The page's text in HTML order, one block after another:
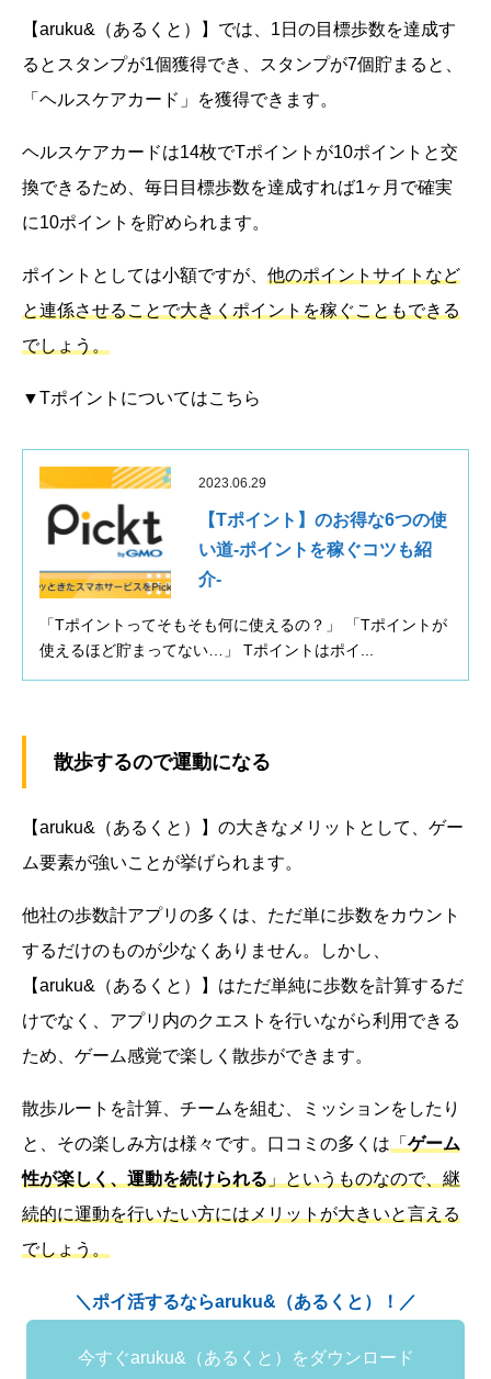
【aruku&（あるくと）】では、1日の目標歩数を達成す
るとスタンプが1個獲得でき、スタンプが7個貯まると、
「ヘルスケアカード」を獲得できます。
ヘルスケアカードは14枚でTポイントが10ポイントと交
換できるため、毎日目標歩数を達成すれば1ヶ月で確実
に10ポイントを貯められます。
ポイントとしては小額ですが、 他のポイントサイトなど
と連係させることで大きくポイントを稼ぐこともできる
でしょう。
▼Tポイントについてはこちら
2023.06.29
【Tポイント】のお得な6つの使
い道-ポイントを稼ぐコツも紹
介-
「Tポイントってそもそも何に使えるの？」 「Tポイントが
使えるほど貯まってない…」 Tポイントはポイ...
散歩するので運動になる
【aruku&（あるくと）】の大きなメリットとして、ゲー
ム要素が強いことが挙げられます。
他社の歩数計アプリの多くは、ただ単に歩数をカウント
するだけのものが少なくありません。しかし、
【aruku&（あるくと）】はただ単純に歩数を計算するだ
けでなく、アプリ内のクエストを行いながら利用できる
ため、ゲーム感覚で楽しく散歩ができます。
散歩ルートを計算、チームを組む、ミッションをしたり
と、その楽しみ方は様々です。口コミの多くは 「 ゲーム
性が楽しく、運動を続けられる 」というものなので、継
続的に運動を行いたい方にはメリットが大きいと言える
でしょう。
＼ポイ活するならaruku&（あるくと）！／
今すぐaruku&（あるくと）をダウンロード